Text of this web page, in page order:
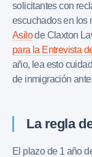
solicitantes con
escuchados en los
Asilode Claxton
para la Entrevista
año, lea esto
de inmigración
La regla
El plazo de 1 año